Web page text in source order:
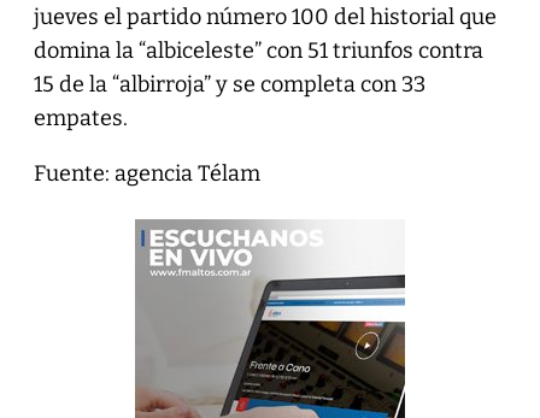
jueves el partido número 100 del historial que
domina la “albiceleste” con 51 triunfos contra
15 de la “albirroja” y se completa con 33
empates.
Fuente: agencia Télam